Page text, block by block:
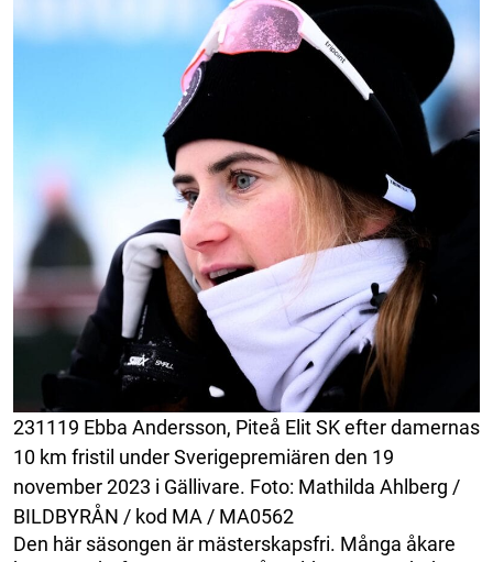
231119 Ebba Andersson, Piteå Elit SK efter damernas
10 km fristil under Sverigepremiären den 19
november 2023 i Gällivare. Foto: Mathilda Ahlberg /
BILDBYRÅN / kod MA / MA0562
Den här säsongen är mästerskapsfri. Många åkare